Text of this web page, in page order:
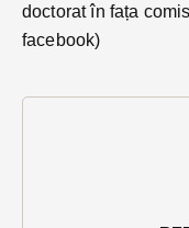
doctorat în fața
facebook)